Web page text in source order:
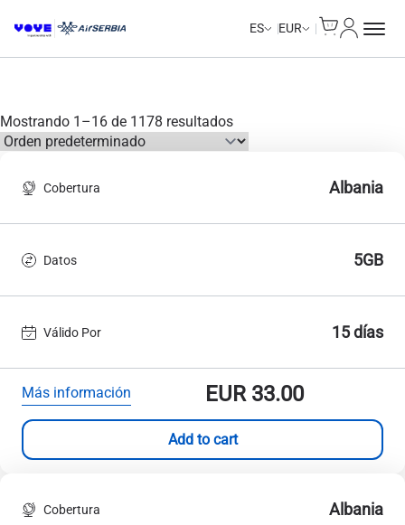
ES EUR
Mostrando 1–16 de 1178 resultados
Cobertura Albania
Datos 5GB
Válido Por 15 días
Más información EUR33.00
Add to cart
Cobertura Albania